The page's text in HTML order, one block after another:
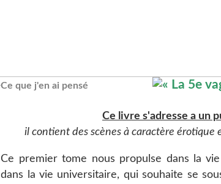
Ce que j'en ai pensé
Ce livre s'adresse a un
il contient des scènes à caractère érotique
Ce premier tome nous propulse dans la
dans la vie universitaire, qui souhaite se